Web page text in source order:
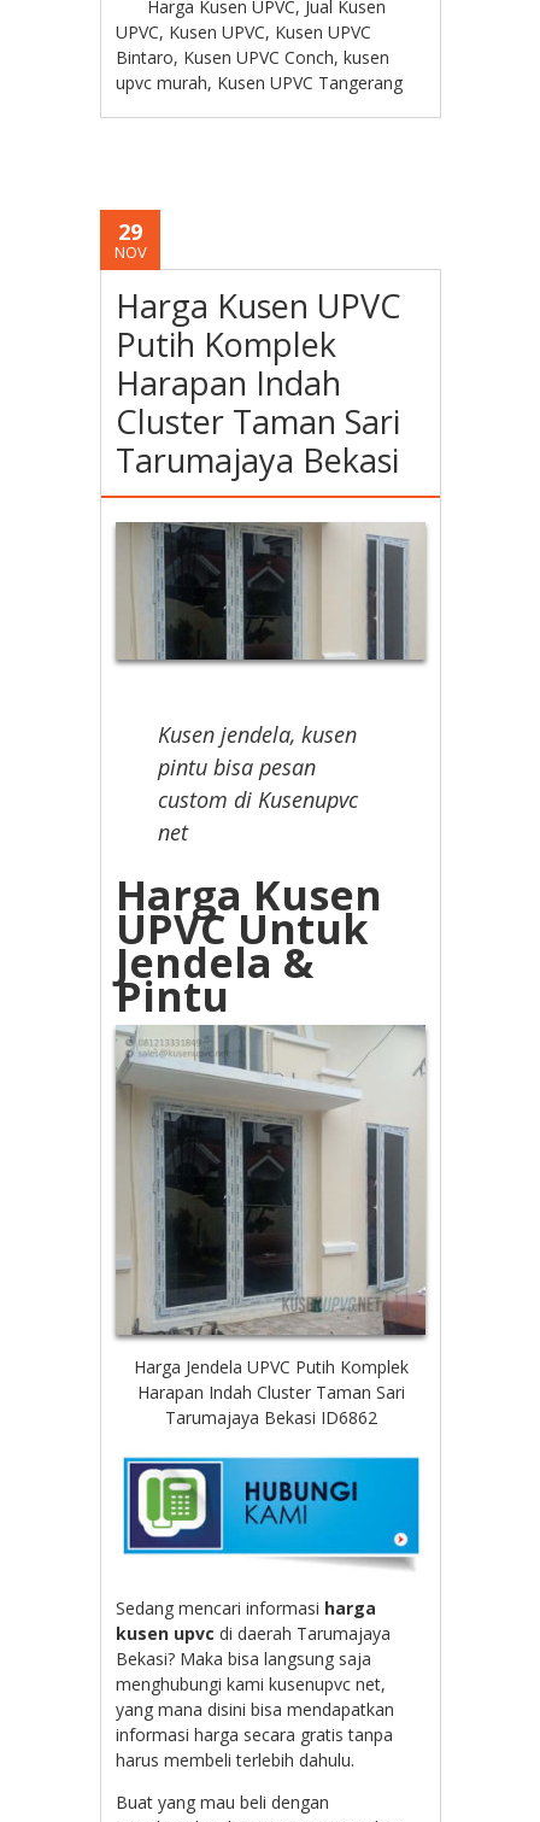
Harga Kusen UPVC, Jual Kusen
UPVC, Kusen UPVC, Kusen UPVC
Bintaro, Kusen UPVC Conch,kusen
upvc murah, Kusen UPVC Tangerang
29
NOV
Harga Kusen UPVC
Putih Komplek
Harapan Indah
Cluster Taman Sari
Tarumajaya Bekasi
Kusen jendela, kusen
pintu bisa pesan
custom di Kusenupvc
net
Harga Kusen
UPVC Untuk
Jendela &
Pintu
Harga Jendela UPVC Putih Komplek
Harapan Indah Cluster Taman Sari
Tarumajaya Bekasi ID6862
Sedang mencari informasi harga
kusen upvcdi daerah Tarumajaya
Bekasi? Maka bisa langsung saja
menghubungi kami kusenupvc net,
yang mana disini bisa mendapatkan
informasi harga secara gratis tanpa
harus membeli terlebih dahulu.
Buat yang mau beli dengan